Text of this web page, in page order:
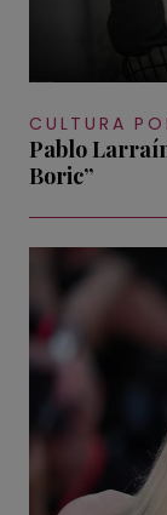
CULTURA
Pablo
Boric”